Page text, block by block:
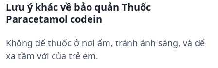
Lưu ý khác về bảo quản Thuốc
Paracetamol codein
Không để thuốc ở nơi ẩm, tránh ánh sáng, và để
xa tầm với của trẻ em.